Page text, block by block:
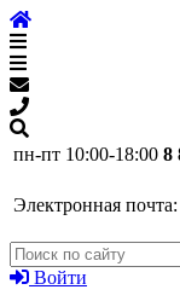
пн-пт 10:00-18:00 8
Электронная почта:
Войти